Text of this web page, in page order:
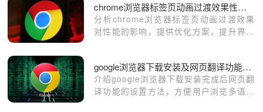
chrome浏览器标签页动画过渡效果性能影响
分析chrome浏览器标签页动画过渡效果
对性能的影响，提供优化方案，提升界面
google浏览器下载安装及网页翻译功能设置
介绍google浏览器下载安装完成后网页翻
译功能的设置方法，方便用户浏览多语言